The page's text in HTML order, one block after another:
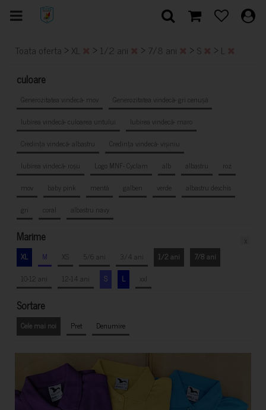
Toata oferta > XL > 1/2 ani > 7/8 ani > S > L
culoare
Generozitatea vindecă- mov
Generozitatea vindecă- gri cenușă
Iubirea vindecă- culoarea untului
Iubirea vindecă- maro
Credința vindecă- albastru
Credința vindecă- vișiniu
Iubirea vindecă- roșu
Logo MNF- Cyclam alb albastru
roz
mov
baby pink mentă galben verde
albastru deschis
gri
coral albastru navy
Marime
XL M XS 5/6 ani 3/4 ani 1/2 ani
7/8 ani
10-12 ani
12-14 ani S L xxl
Sortare
Cele mai noi Pret Denumire